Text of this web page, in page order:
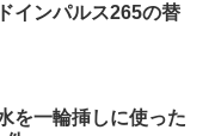
インパルス265の替
を一輪挿しに使った